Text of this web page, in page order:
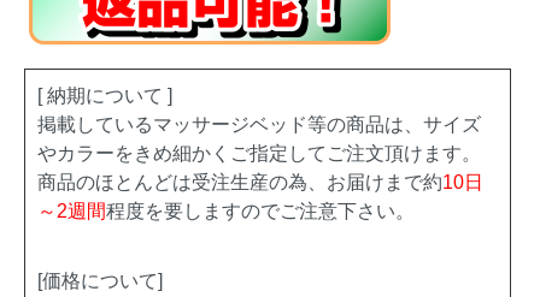
[ 納期について ]
掲載しているマッサージベッド等の商品は、サイズ
やカラーをきめ細かくご指定してご注文頂けます。
商品のほとんどは受注生産の為、お届けまで約10日
～2週間程度を要しますのでご注意下さい。
[価格について]